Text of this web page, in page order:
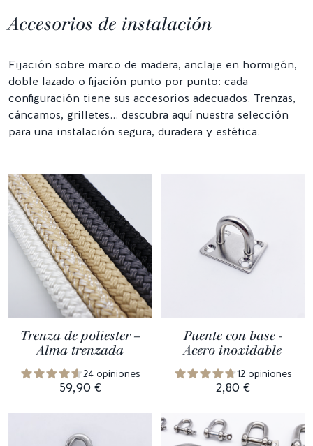
Accesorios de instalación
Fijación sobre marco de madera, anclaje en hormigón,
doble lazado o fijación punto por punto: cada
configuración tiene sus accesorios adecuados. Trenzas,
cáncamos, grilletes… descubra aquí nuestra selección
para una instalación segura, duradera y estética.
Trenza de poliester –
Alma trenzada
24 opiniones
59,90 €
Puente con base -
Acero inoxidable
12 opiniones
2,80 €